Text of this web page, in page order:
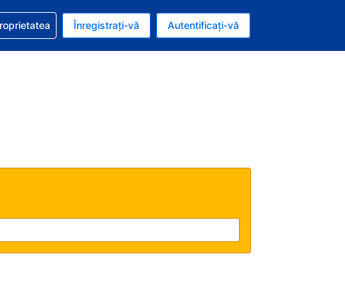
Leu nou românesc
Română
privire la rezervarea dvs.
Înregistrați-vă Autentificați-vă